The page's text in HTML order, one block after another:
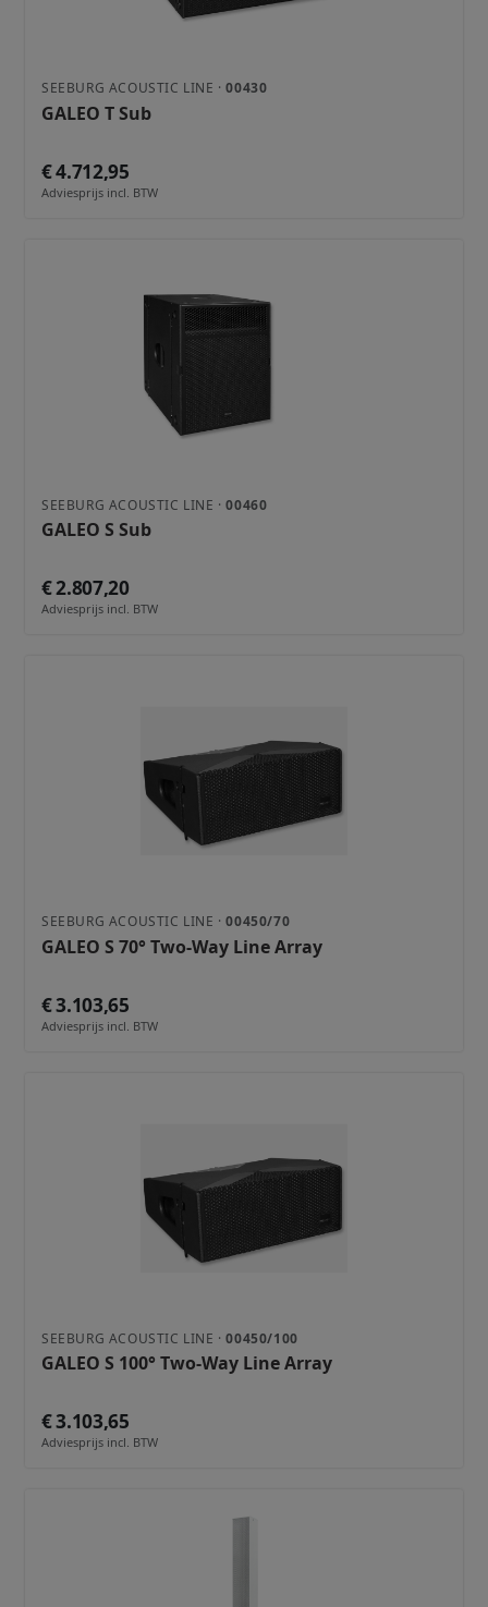
SEEBURG ACOUSTIC LINE ·00430
GALEO T Sub
€ 4.712,95
Adviesprijs incl. BTW
SEEBURG ACOUSTIC LINE ·00460
GALEO S Sub
€ 2.807,20
Adviesprijs incl. BTW
SEEBURG ACOUSTIC LINE ·00450/70
GALEO S 70° Two-Way Line Array
€ 3.103,65
Adviesprijs incl. BTW
SEEBURG ACOUSTIC LINE ·00450/100
GALEO S 100° Two-Way Line Array
€ 3.103,65
Adviesprijs incl. BTW